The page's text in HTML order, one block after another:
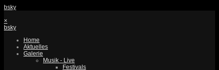
bsky
×
bsky
Home
Aktuelles
Galerie
Musik - Live
Festivals